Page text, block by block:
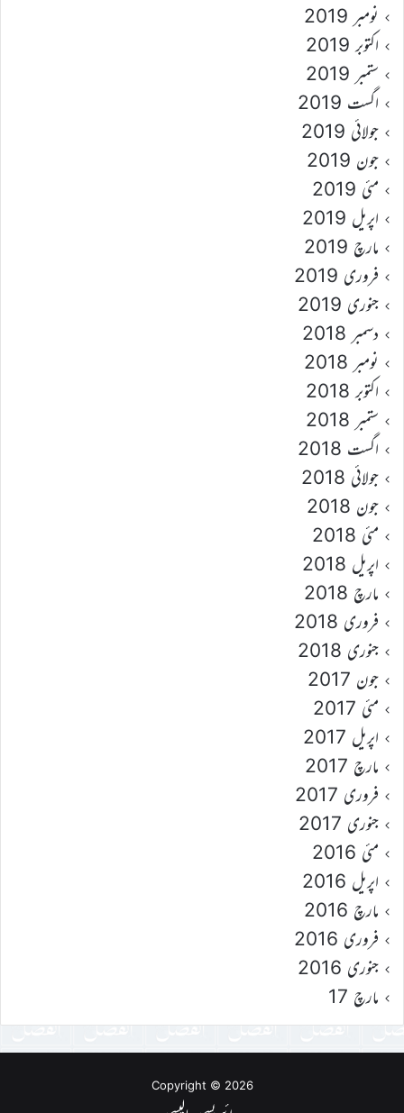
نومبر 2019
اکتوبر 2019
ستمبر 2019
اگست 2019
جولائی 2019
جون 2019
مئی 2019
اپریل 2019
مارچ 2019
فروری 2019
جنوری 2019
دسمبر 2018
نومبر 2018
اکتوبر 2018
ستمبر 2018
اگست 2018
جولائی 2018
جون 2018
مئی 2018
اپریل 2018
مارچ 2018
فروری 2018
جنوری 2018
جون 2017
مئی 2017
اپریل 2017
مارچ 2017
فروری 2017
جنوری 2017
مئی 2016
اپریل 2016
مارچ 2016
فروری 2016
جنوری 2016
مارچ 17
Copyright © 2026